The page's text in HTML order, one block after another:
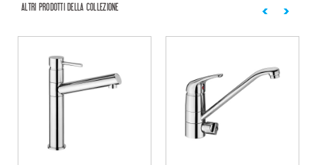
ALTRI PRODOTTI DELLA COLLEZIONE